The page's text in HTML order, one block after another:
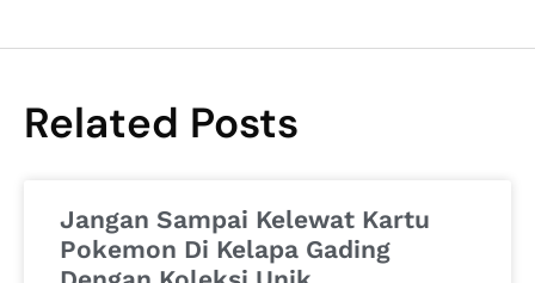
Related Posts
Jangan Sampai Kelewat Kartu
Pokemon Di Kelapa Gading